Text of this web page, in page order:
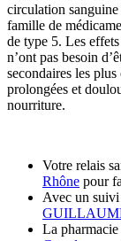
circulation
famille de
de type 5. Les
n’ont pas besoin
secondaires les
prolongées et
nourriture.
Votre relais
Rhône pour
Avec un suivi
La